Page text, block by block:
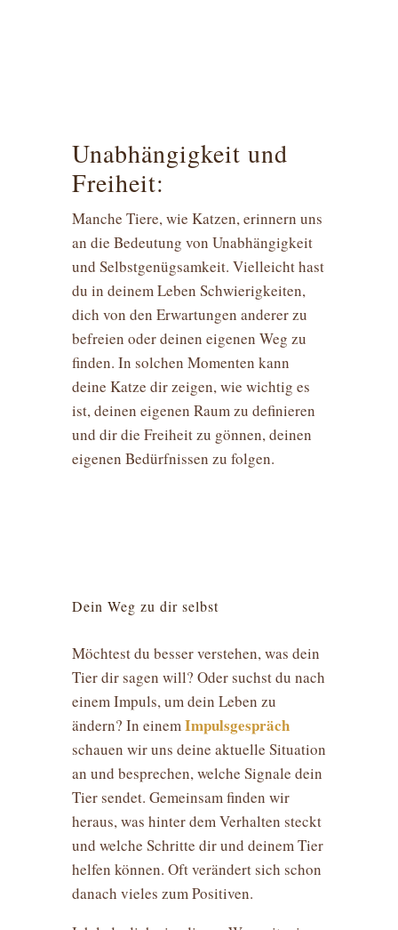
Unabhängigkeit und
Freiheit:
Manche Tiere, wie Katzen, erinnern uns
an die Bedeutung von Unabhängigkeit
und Selbstgenügsamkeit. Vielleicht hast
du in deinem Leben Schwierigkeiten,
dich von den Erwartungen anderer zu
befreien oder deinen eigenen Weg zu
finden. In solchen Momenten kann
deine Katze dir zeigen, wie wichtig es
ist, deinen eigenen Raum zu definieren
und dir die Freiheit zu gönnen, deinen
eigenen Bedürfnissen zu folgen.
Dein Weg zu dir selbst
Möchtest du besser verstehen, was dein
Tier dir sagen will? Oder suchst du nach
einem Impuls, um dein Leben zu
ändern? In einemImpulsgespräch
schauen wir uns deine aktuelle Situation
an und besprechen, welche Signale dein
Tier sendet. Gemeinsam finden wir
heraus, was hinter dem Verhalten steckt
und welche Schritte dir und deinem Tier
helfen können. Oft verändert sich schon
danach vieles zum Positiven.